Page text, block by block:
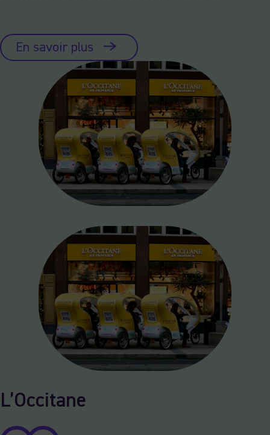
En savoir plus
L’Occitane